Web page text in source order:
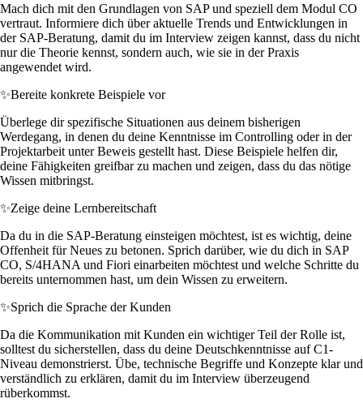
Mach dich mit den Grundlagen von SAP und speziell dem Modul CO
vertraut. Informiere dich über aktuelle Trends und Entwicklungen in
der SAP-Beratung, damit du im Interview zeigen kannst, dass du nicht
nur die Theorie kennst, sondern auch, wie sie in der Praxis
angewendet wird.
✨Bereite konkrete Beispiele vor
Überlege dir spezifische Situationen aus deinem bisherigen
Werdegang, in denen du deine Kenntnisse im Controlling oder in der
Projektarbeit unter Beweis gestellt hast. Diese Beispiele helfen dir,
deine Fähigkeiten greifbar zu machen und zeigen, dass du das nötige
Wissen mitbringst.
✨Zeige deine Lernbereitschaft
Da du in die SAP-Beratung einsteigen möchtest, ist es wichtig, deine
Offenheit für Neues zu betonen. Sprich darüber, wie du dich in SAP
CO, S/4HANA und Fiori einarbeiten möchtest und welche Schritte du
bereits unternommen hast, um dein Wissen zu erweitern.
✨Sprich die Sprache der Kunden
Da die Kommunikation mit Kunden ein wichtiger Teil der Rolle ist,
solltest du sicherstellen, dass du deine Deutschkenntnisse auf C1-
Niveau demonstrierst. Übe, technische Begriffe und Konzepte klar und
verständlich zu erklären, damit du im Interview überzeugend
rüberkommst.